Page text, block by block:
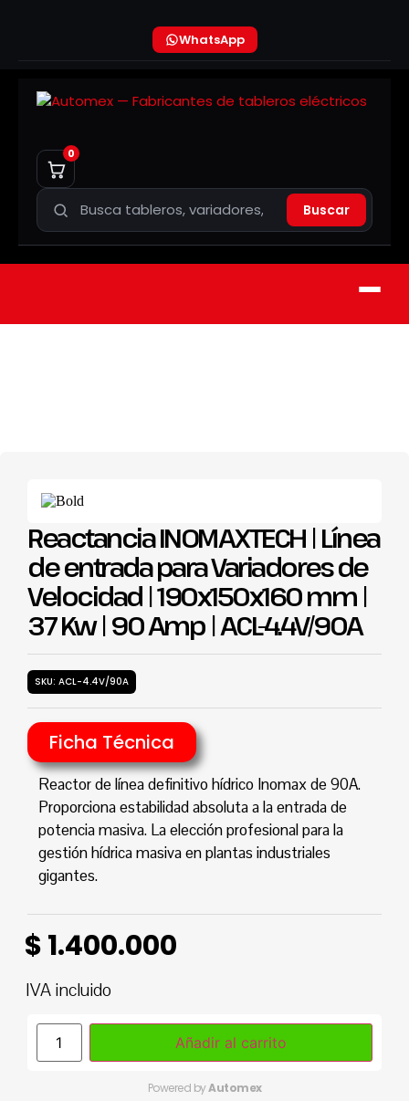
WhatsApp
Buscar
0
Reactancia INOMAXTECH | Línea
de entrada para Variadores de
Velocidad | 190x150x160 mm |
37 Kw | 90 Amp | ACL-4.4V/90A
SKU: ACL-4.4V/90A
Ficha Técnica
Reactor de línea definitivo hídrico Inomax de 90A.
Proporciona estabilidad absoluta a la entrada de
potencia masiva. La elección profesional para la
gestión hídrica masiva en plantas industriales
gigantes.
$1.400.000
IVA incluido
Añadir al carrito
Powered byAutomex